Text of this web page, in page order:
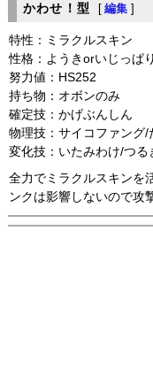
かわせ！型 [ 編集 ]
特性：ミラクルスキン
性格：ようきorいじっぱり
努力値：HS252
持ち物：オボンのみ
確定技：かげぶんしん
物理技：サイコファング
変化技：いたみわけ/つる
全力でミラクルスキンを
ンクは影響しないので攻